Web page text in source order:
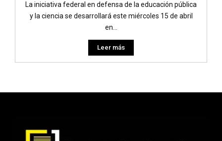
La iniciativa federal en defensa de la educación pública
y la ciencia se desarrollará este miércoles 15 de abril
en...
Leer más